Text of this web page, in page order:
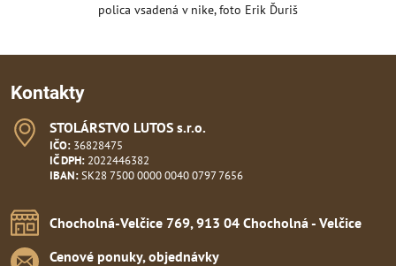
polica vsadená v nike, foto Erik Ďuriš
Kontakty
STOLÁRSTVO LUTOS s​.r​.o​.
IČO: 36828475
IČ DPH: 2022446382
IBAN:SK28 7500 0000 0040 0797 7656
Chocholná-Velčice 769, 913 04 Chocholná - Velčice
Cenové ponuky, objednávky